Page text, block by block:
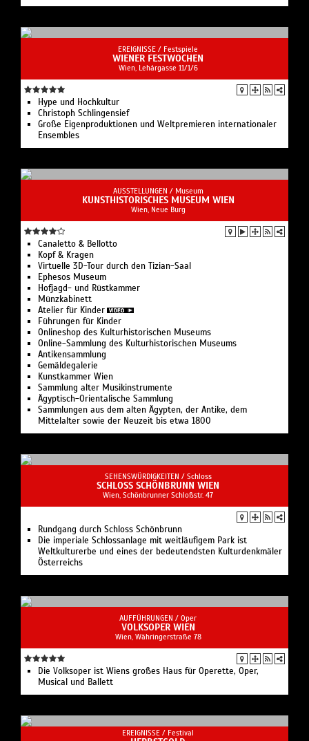
EREIGNISSE / Festspiele
WIENER FESTWOCHEN
Wien, Lehárgasse 11/1/6
Hype und Hochkultur
Christoph Schlingensief
Große Eigenproduktionen und Weltpremieren internationaler
Ensembles
AUSSTELLUNGEN / Museum
KUNSTHISTORISCHES MUSEUM WIEN
Wien, Neue Burg
Canaletto & Bellotto
Kopf & Kragen
Virtuelle 3D-Tour durch den Tizian-Saal
Ephesos Museum
Hofjagd- und Rüstkammer
Münzkabinett
Atelier für Kinder
Führungen für Kinder
Onlineshop des Kulturhistorischen Museums
Online-Sammlung des Kulturhistorischen Museums
Antikensammlung
Gemäldegalerie
Kunstkammer Wien
Sammlung alter Musikinstrumente
Ägyptisch-Orientalische Sammlung
Sammlungen aus dem alten Ägypten, der Antike, dem
Mittelalter sowie der Neuzeit bis etwa 1800
SEHENSWÜRDIGKEITEN / Schloss
SCHLOSS SCHÖNBRUNN WIEN
Wien, Schönbrunner Schloßstr. 47
Rundgang durch Schloss Schönbrunn
Die imperiale Schlossanlage mit weitläufigem Park ist
Weltkulturerbe und eines der bedeutendsten Kulturdenkmäler
Österreichs
AUFFÜHRUNGEN / Oper
VOLKSOPER WIEN
Wien, Währingerstraße 78
Die Volksoper ist Wiens großes Haus für Operette, Oper,
Musical und Ballett
EREIGNISSE / Festival